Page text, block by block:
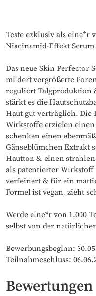
Teste exklusiv als eine*r
Niacinamid-Effekt Serum
Das neue Skin Perfector
mildert vergrößerte
reguliert Talgproduktion
stärkt es die
Haut gut verträglich. Die
Wirkstoffe erzielen
schenken einen
Gänseblümchen Extrakt
Hautton & einen
als patentierter
verfeinert & für ein
Formel ist vegan, zieht
Werde eine*r von 1.000
selbst von der
Bewerbungsbeginn:
Teilnahmeschluss:
Bewertungen